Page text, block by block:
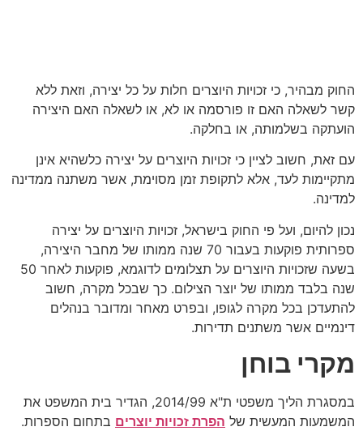
החוק מבהיר, כי זכויות היוצרים חלות על כל יצירה, וזאת ללא
קשר לשאלה האם זו פורסמה או לא, או לשאלה האם היצירה
הועתקה בשלמותה, או בחלקה.
עם זאת, חשוב לציין כי זכויות היוצרים על יצירה כלשהיא אינן
מתקיימות לעד, אלא לתקופת זמן מסוימת, אשר משתנה ממדינה
למדינה.
נכון להיום, ועל פי החוק בישראל, זכויות היוצרים על יצירה
ספרותית פוקעות בעבור 70 שנה ממותו של מחבר היצירה,
בשעה שזכויות היוצרים על תצלומים לדוגמא, פוקעות לאחר 50
שנה בלבד ממותו של יוצר הצילום. כך שבכל מקרה, חשוב
להתעדכן בכל מקרה לגופו, ובפרט מאחר ומדובר בנהלים
דינמיים אשר משתנים תדירות.
מקרי בוחן
במסגרת הליך משפטי ת"א 2014/99, הגדיר בית המשפט את
המשמעות המעשית של הפרת זכויות יוצרים בתחום הספרות.